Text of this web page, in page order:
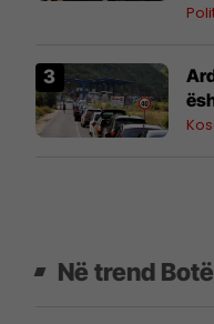
Në trend Botë